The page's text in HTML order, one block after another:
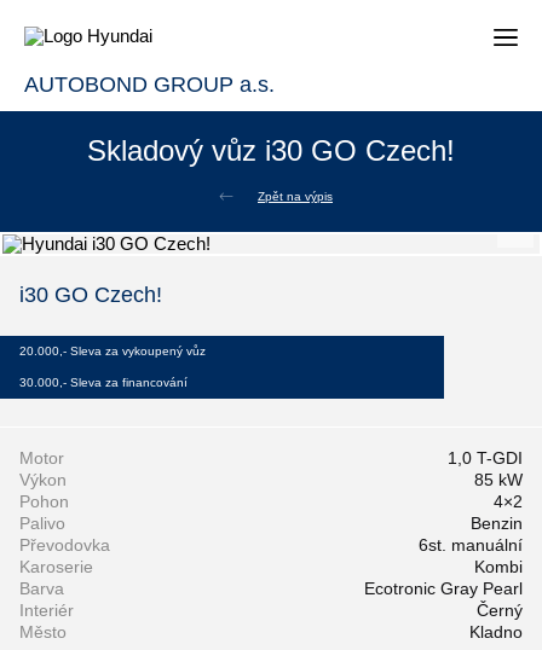
AUTOBOND GROUP a.s.
Skladový vůz i30 GO Czech!
Zpět na výpis
i30 GO Czech!
20.000,- Sleva za vykoupený vůz
30.000,- Sleva za financování
Motor
1,0 T-GDI
Výkon
85 kW
Pohon
4×2
Palivo
Benzin
Převodovka
6st. manuální
Karoserie
Kombi
Barva
Ecotronic Gray Pearl
Interiér
Černý
Město
Kladno